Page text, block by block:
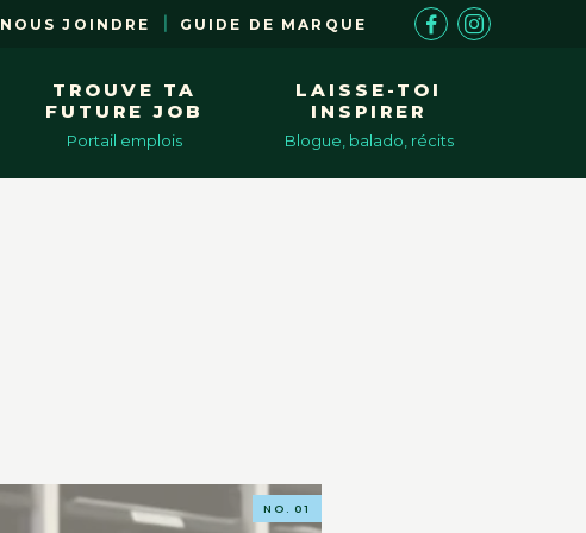
TROUVE TA
FUTURE JOB
Portail emplois
LAISSE-TOI
INSPIRER
Blogue, balado, récits
NOUS JOINDRE GUIDE DE MARQUE
NO. 01